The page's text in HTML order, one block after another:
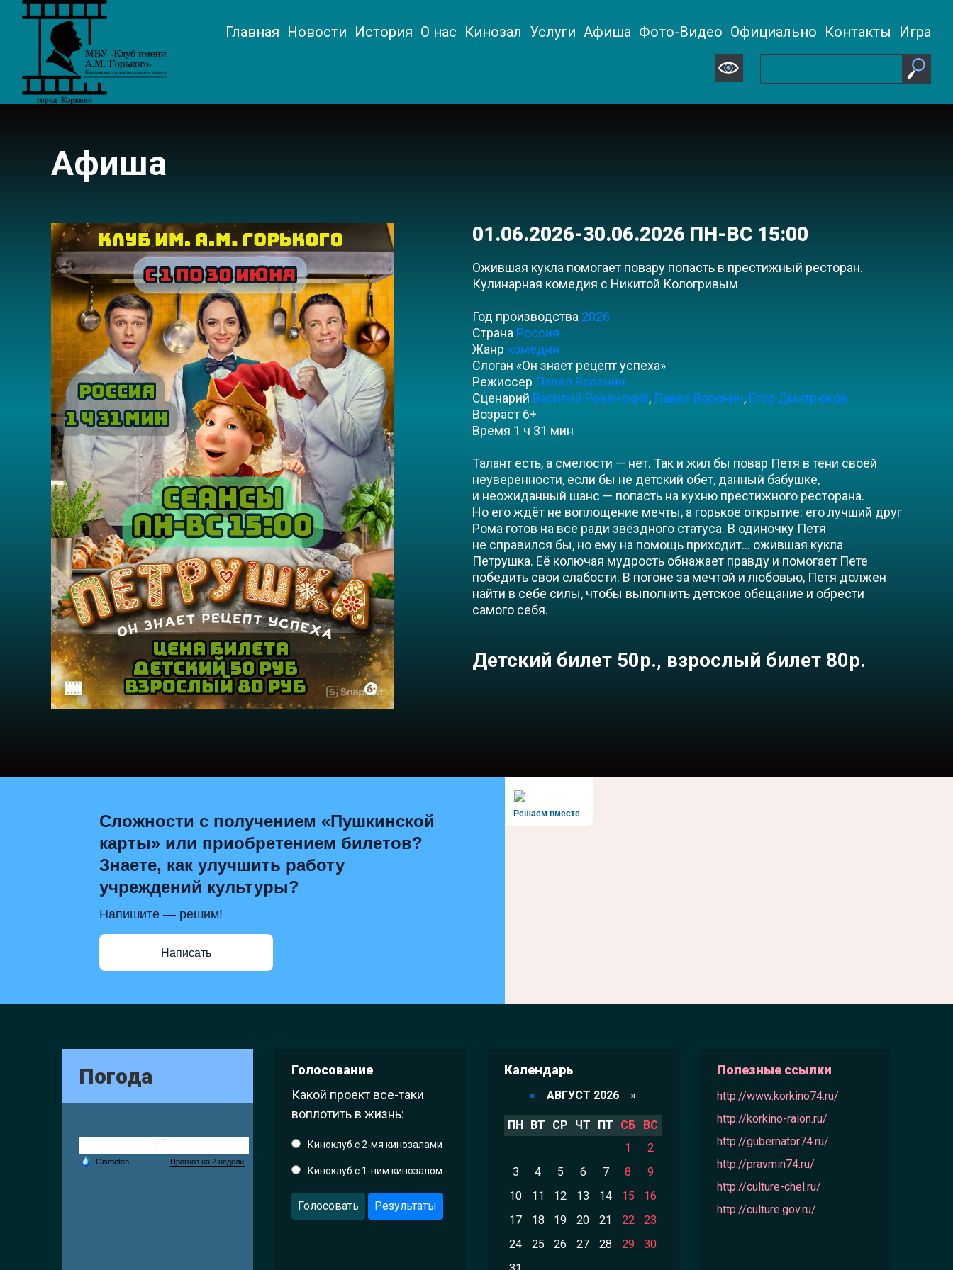
Главная Новости История О нас Кинозал Услуги Афиша Фото-Видео Официально Контакты Игра
Афиша
01.06.2026-30.06.2026 ПН-ВС 15:00
Ожившая кукла помогает повару попасть в престижный ресторан.
Кулинарная комедия с Никитой Кологривым
Год производства 2026
Страна Россия
Жанр комедия
Слоган «Он знает рецепт успеха»
Режиссер Павел Воронин
Сценарий Василий Ровенский, Павел Воронин, Егор Дмитрюков
Возраст 6+
Время 1 ч 31 мин
Талант есть, а смелости — нет. Так и жил бы повар Петя в тени своей
неуверенности, если бы не детский обет, данный бабушке,
и неожиданный шанс — попасть на кухню престижного ресторана.
Но его ждёт не воплощение мечты, а горькое открытие: его лучший друг
Рома готов на всё ради звёздного статуса. В одиночку Петя
не справился бы, но ему на помощь приходит… ожившая кукла
Петрушка. Её колючая мудрость обнажает правду и помогает Пете
победить свои слабости. В погоне за мечтой и любовью, Петя должен
найти в себе силы, чтобы выполнить детское обещание и обрести
самого себя.
Детский билет 50р., взрослый билет 80р.
Решаем вместе
Сложности с получением «Пушкинской
карты» или приобретением билетов?
Знаете, как улучшить работу
учреждений культуры?
Напишите — решим!
Написать
Погода
Голосование
Какой проект все-таки
воплотить в жизнь:
Киноклуб с 2-мя кинозалами
Киноклуб с 1-ним кинозалом
Голосовать Результаты
Календарь
« АВГУСТ 2026 »
ПН ВТ СР ЧТ ПТ СБ
ВС
1
2
3
4 5 6 7 8
9
10
11 12 13 14 15
16
17
18 19 20 21 22
23
24
25 26 27 28 29
30
Полезные ссылки
http://www.korkino74.ru/
http://korkino-raion.ru/
http://gubernator74.ru/
http://pravmin74.ru/
http://culture-chel.ru/
http://culture.gov.ru/